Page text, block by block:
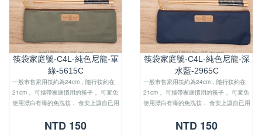
筷袋家庭號-C4L-純色尼龍-軍
綠-5615C
一般市售家用筷約為24cm，隨行筷約在
21cm， 可攜帶家庭慣用的筷子， 可避免
使用漂白有毒的免洗筷． 食安上讓自已用
尺寸上適合四口之家外出使用．
NTD 150
筷袋家庭號-C4L-純色尼龍-深
水藍-2965C
一般市售家用筷約為24cm，隨行筷約在
21cm， 可攜帶家庭慣用的筷子， 可避免
使用漂白有毒的免洗筷． 食安上讓自已用
尺寸上適合四口之家外出使用．
NTD 150